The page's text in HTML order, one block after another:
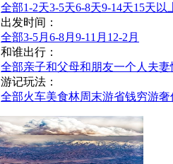
全部1-2天3-5天6-8天9-14天15天以
出发时间 ：
全部3-5月 6-8月 9-11月 12-2月
和谁出行 ：
全部亲子和父母和朋友一个人 夫妻
游记玩法 ：
全部火车美食林周末游省钱穷游奢